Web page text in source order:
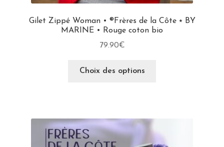
Gilet Zippé Woman • ®Frères de la Côte ⭑ BY
MARINE • Rouge coton bio
79.90€
Choix des options